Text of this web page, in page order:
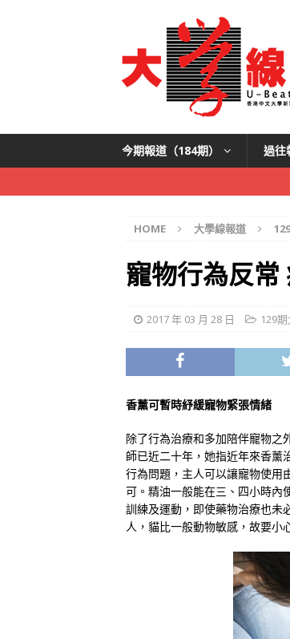
今期報道（184期） 過往
HOME 大學線報道
寵物行為反常
2017 年 03 月 28 日 129
香薰可暫時紓緩寵物緊張情緒
除了行為治療和多加陪伴寵物之
師已近二十年，她指近年來香薰
行為問題，主人可以讓寵物使用
可。精油一般能在三、四小時內
訓練及運動，即使藥物治療也未
人，貓比一般動物敏感，故要小